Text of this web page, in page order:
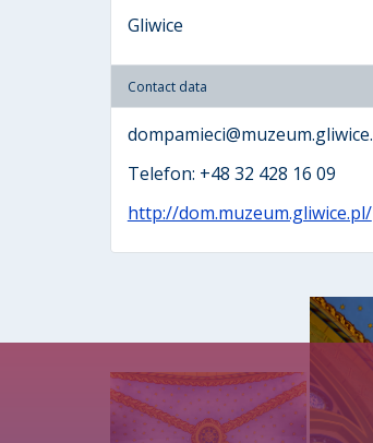
Gliwice
Contact data
Telefon: +48 32 428 16 09
http://dom.muzeum.gliwice.pl/